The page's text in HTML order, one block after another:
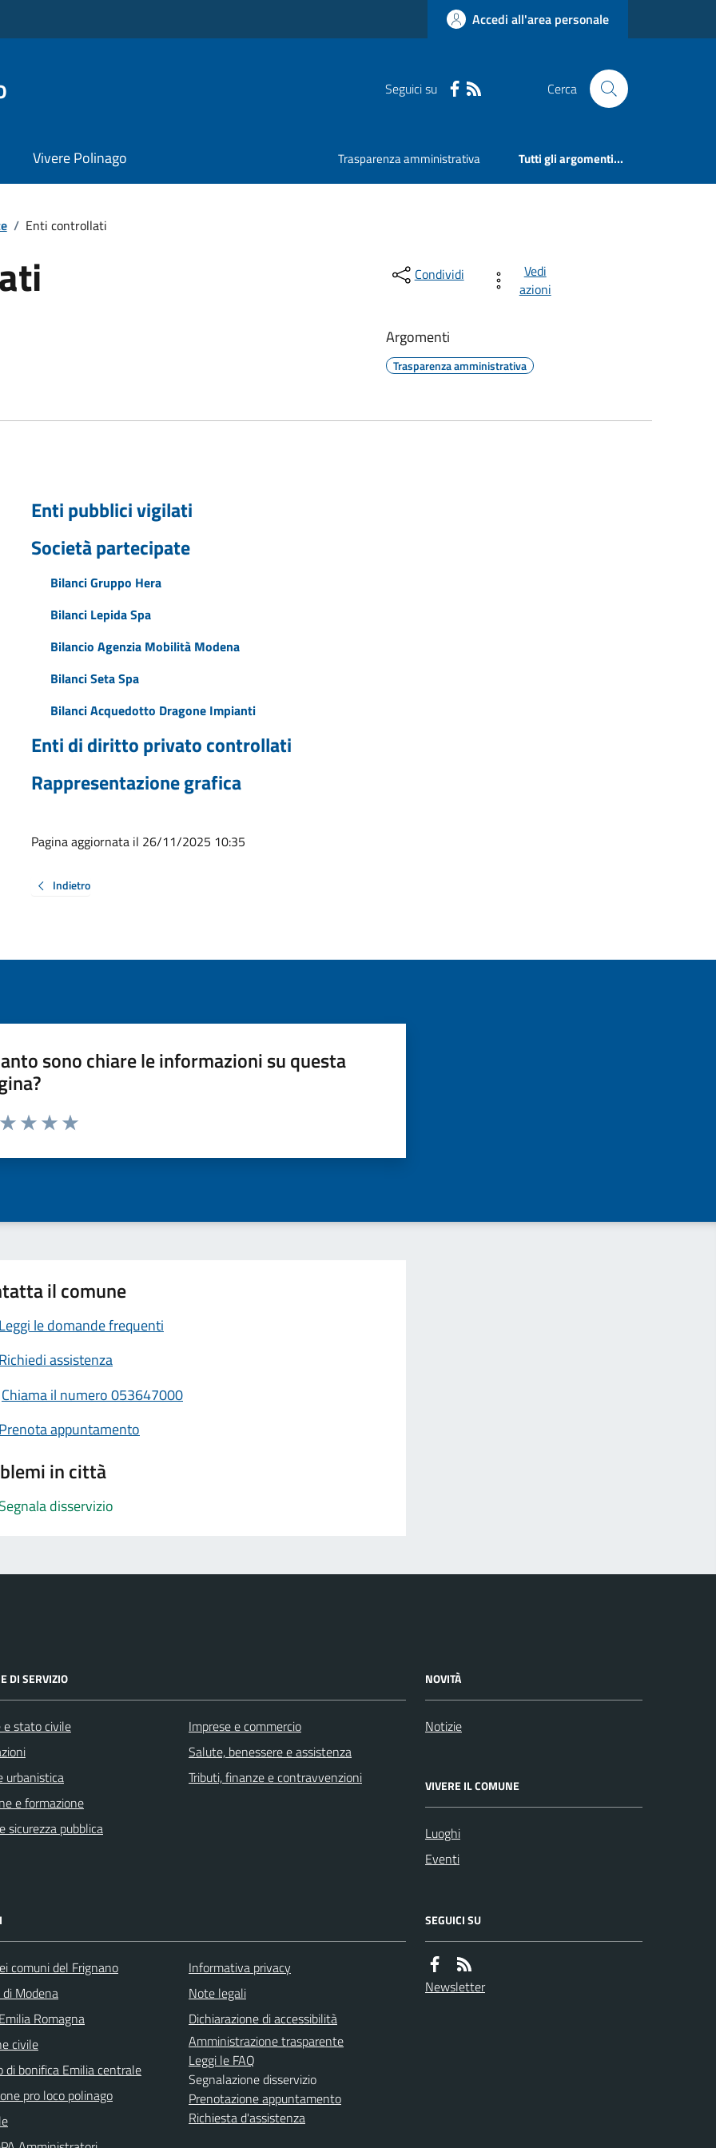
Accedi all'area personale
Seguici su Cerca
Vivere Polinago Trasparenza amministrativa Tutti gli argomenti...
/ Enti controllati
Condividi
Vedi
azioni
Argomenti
Trasparenza amministrativa
Enti pubblici vigilati
Società partecipate
Bilanci Gruppo Hera
Bilanci Lepida Spa
Bilancio Agenzia Mobilità Modena
Bilanci Seta Spa
Bilanci Acquedotto Dragone Impianti
Enti di diritto privato controllati
Rappresentazione grafica
Pagina aggiornata il 26/11/2025 10:35
Indietro
sono chiare le informazioni su questa
da 1 a 5 stelle la pagina
il comune
le domande frequenti
assistenza
Chiama il numero 053647000
appuntamento
in città
disservizio
DI SERVIZIO
e stato civile
urbanistica
e formazione
sicurezza pubblica
Imprese e commercio
Salute, benessere e assistenza
Tributi, finanze e contravvenzioni
NOVITÀ
Notizie
VIVERE IL COMUNE
Luoghi
Eventi
comuni del Frignano
Modena
Romagna
civile
di bonifica Emilia centrale
pro loco polinago
Informativa privacy
Note legali
Dichiarazione di accessibilità
Amministrazione trasparente
Leggi le FAQ
Segnalazione disservizio
Prenotazione appuntamento
Richiesta d'assistenza
SEGUICI SU
Newsletter